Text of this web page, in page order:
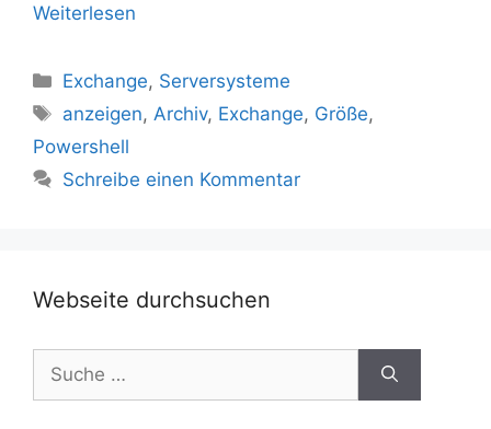
Weiterlesen
Kategorien
Exchange, Serversysteme
Schlagwörter
anzeigen,Archiv, Exchange, Größe,
Powershell
Schreibe einen Kommentar
Webseite durchsuchen
Suche
nach: